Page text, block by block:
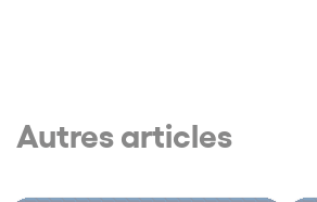
Autres articles